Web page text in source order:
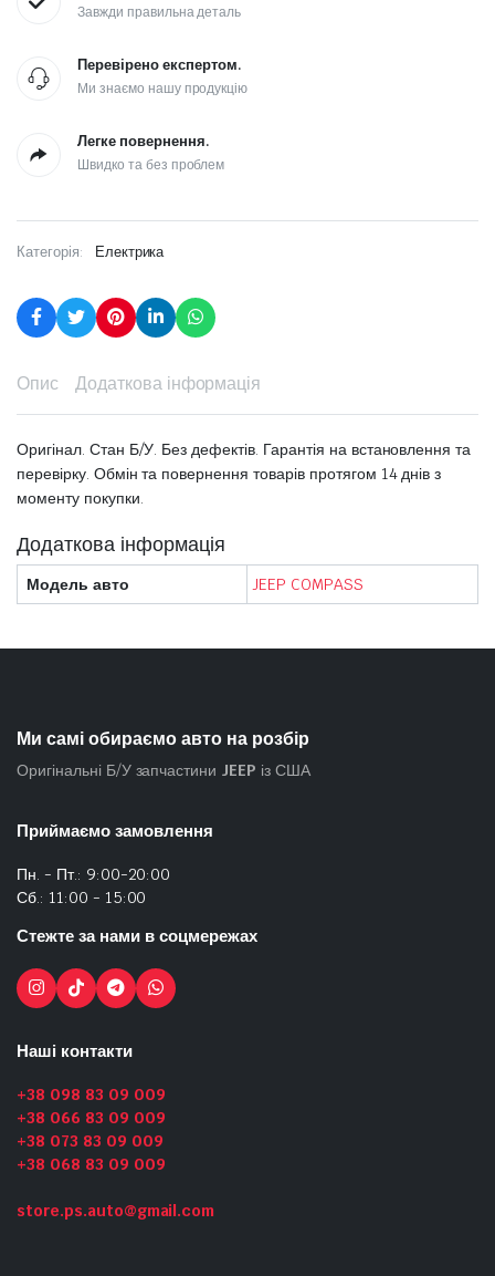
Завжди правильна деталь
Перевірено експертом.
Ми знаємо нашу продукцію
Легке повернення.
Швидко та без проблем
Категорія: Електрика
Опис Додаткова інформація
Оригінал. Стан Б/У. Без дефектів. Гарантія на встановлення та
перевірку. Обмін та повернення товарів протягом 14 днів з
моменту покупки.
Додаткова інформація
Модель авто JEEP COMPASS
Ми самі обираємо авто на розбір
Оригінальні Б/У запчастини JEEP із США
Приймаємо замовлення
Пн. - Пт.: 9:00-20:00
Сб.: 11:00 - 15:00
Стежте за нами в соцмережах
Наші контакти
+38 098 83 09 009
+38 066 83 09 009
+38 073 83 09 009
+38 068 83 09 009
store.ps.auto@gmail.com